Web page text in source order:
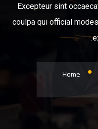
Excepteur sint
coulpa qui official
Home